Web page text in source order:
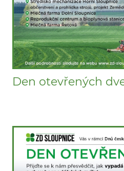
Den otevřených